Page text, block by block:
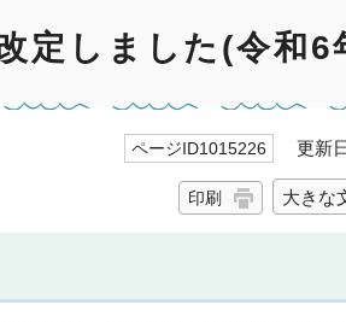
定しました(令和6
ページID1015226 更新日
印刷 大きな